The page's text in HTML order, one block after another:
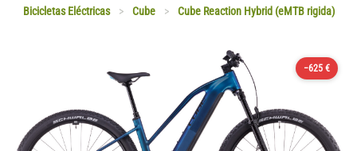
Bicicletas Eléctricas > Cube > Cube Reaction Hybrid (eMTB rigida)
−625 €